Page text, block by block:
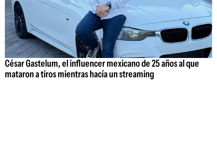
César Gastelum, el influencer mexicano de 25 años al que
mataron a tiros mientras hacía un streaming